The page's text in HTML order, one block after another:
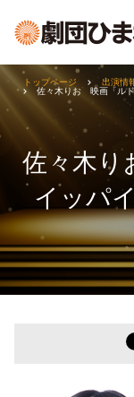
佐々木
イッパ
トップページ
出演情
佐々木りお 映画「ルド